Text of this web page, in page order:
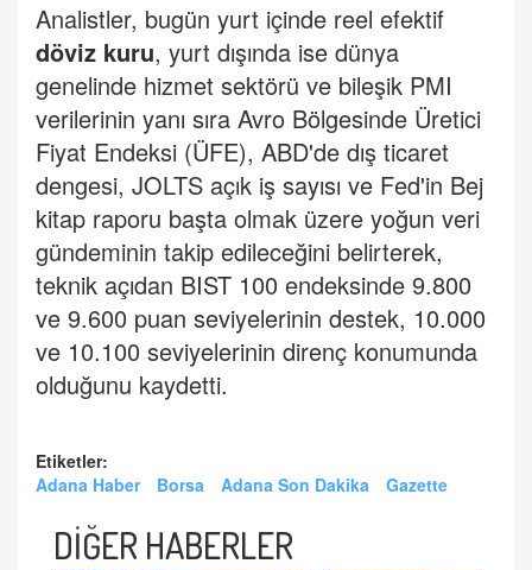
Analistler, bugün yurt içinde reel efektif
döviz kuru, yurt dışında ise dünya
genelinde hizmet sektörü ve bileşik PMI
verilerinin yanı sıra Avro Bölgesinde Üretici
Fiyat Endeksi (ÜFE), ABD'de dış ticaret
dengesi, JOLTS açık iş sayısı ve Fed'in Bej
kitap raporu başta olmak üzere yoğun veri
gündeminin takip edileceğini belirterek,
teknik açıdan BIST 100 endeksinde 9.800
ve 9.600 puan seviyelerinin destek, 10.000
ve 10.100 seviyelerinin direnç konumunda
olduğunu kaydetti.
Etiketler:
Adana Haber
Borsa Adana Son Dakika Gazette
DİĞER HABERLER